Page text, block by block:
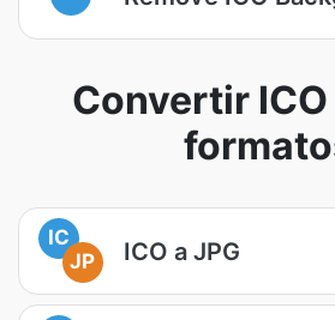
Convertir
IC
JP
ICO a JPG